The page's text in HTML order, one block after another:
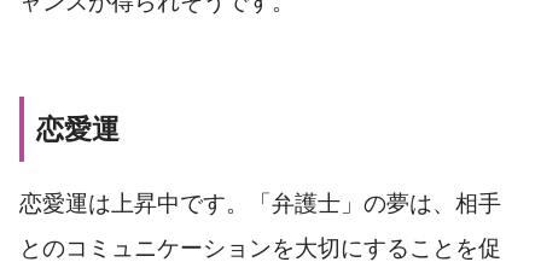
恋愛運
恋愛運は上昇中です。「弁護士」の夢は、相手
とのコミュニケーションを大切にすることを促